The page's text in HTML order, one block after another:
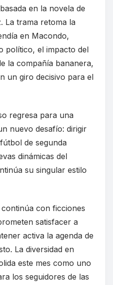
en la novela de
La trama retoma la
en Macondo,
político, el impacto del
la compañía bananera,
un giro decisivo para el
regresa para una
nuevo desafío: dirigir
de segunda
dinámicas del
su singular estilo
con ficciones
satisfacer a
activa la agenda de
La diversidad en
este mes como uno
los seguidores de las